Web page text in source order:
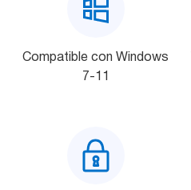
de listas
List Manager
Compatible con Windows
7-11